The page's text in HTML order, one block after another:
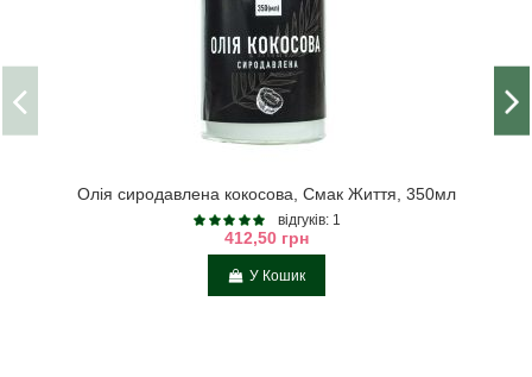
Олія сиродавлена кокосова, Смак Життя, 350мл
відгуків: 1
412,50 грн
У Кошик